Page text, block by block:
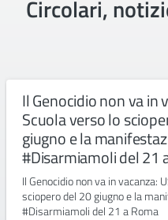
Circolari,
Il Genocidio non va in
Scuola verso lo
giugno e la
#Disarmiamoli del 21
Il Genocidio non va in vacanza:
sciopero del 20 giugno e la
#Disarmiamoli del 21 a Roma